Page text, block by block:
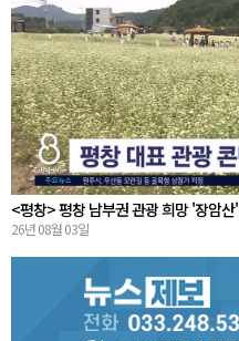
<평창> 평창 남부권 관광 희망 '장암산'
26년 08월 03일